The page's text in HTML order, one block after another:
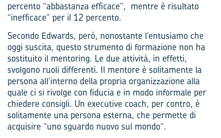
percento “abbastanza efficace”, mentre è risultato
“inefficace” per il 12 percento.
Secondo Edwards, però, nonostante l’entusiamo che
oggi suscita, questo strumento di formazione non ha
sostituito il mentoring. Le due attività, in effetti,
svolgono ruoli differenti. Il mentore è solitamente la
persona all’interno della propria organizzazione alla
quale ci si rivolge con fiducia e in modo informale per
chiedere consigli. Un executive coach, per contro, è
solitamente una persona esterna, che permette di
acquisire “uno sguardo nuovo sul mondo”.